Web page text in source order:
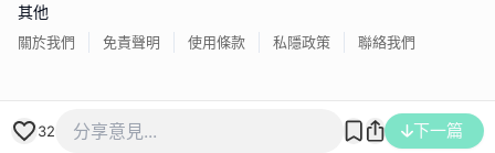
32 下一篇
其他
關於我們 免責聲明 使用條款 私隱政策 聯絡我們
香港經濟日報版權所有©